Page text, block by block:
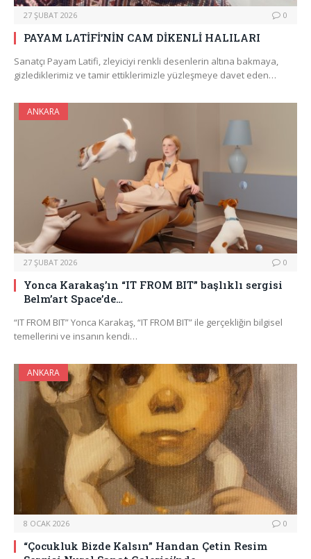
27 ŞUBAT 2026 0
PAYAM LATİFİ’NİN CAM DİKENLİ HALILARI
Sanatçı Payam Latifi, zleyiciyi renkli desenlerin altına bakmaya,
gizlediklerimiz ve tamir ettiklerimizle yüzleşmeye davet eden…
ANKARA
27 ŞUBAT 2026 0
Yonca Karakaş’ın “IT FROM BIT” başlıklı sergisi
Belm’art Space’de…
“IT FROM BIT” Yonca Karakaş, “IT FROM BIT” ile gerçekliğin bilgisel
temellerini ve insanın kendi…
ANKARA
8 OCAK 2026 0
“Çocukluk Bizde Kalsın” Handan Çetin Resim